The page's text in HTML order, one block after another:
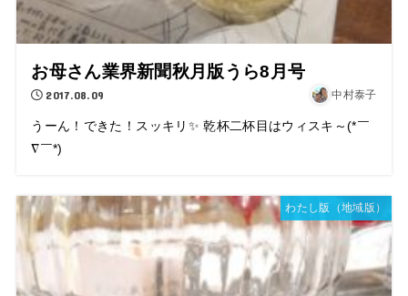
お母さん業界新聞秋月版うら8月号
2017.08.09 中村泰子
うーん！できた！スッキリ✨ 乾杯二杯目はウィスキ～(*￣
∇￣*)
わたし版（地域版）